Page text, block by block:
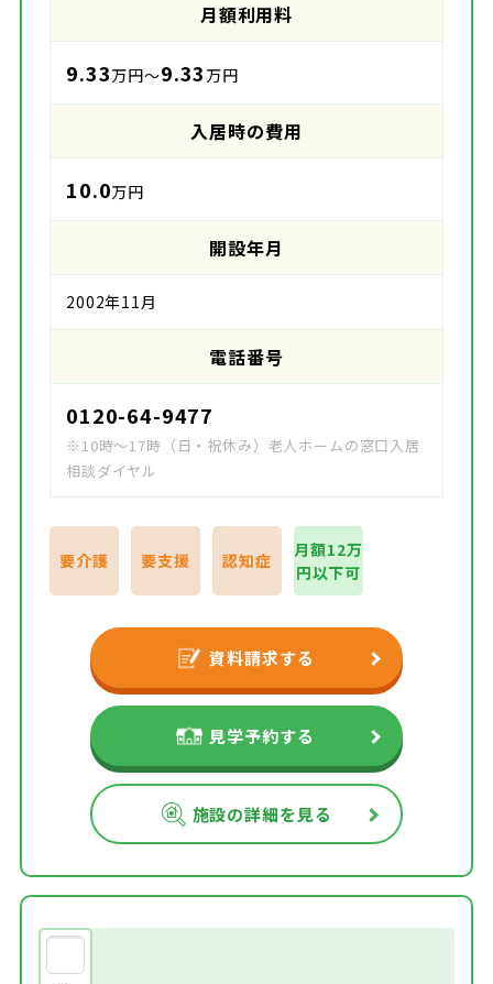
月額利用料
9.33万円～9.33 万円
入居時の費用
10.0万円
開設年月
2002年11月
電話番号
0120-64-9477
※10時～17時（日・祝休み）老人ホームの窓口入居
相談ダイヤル
要介護 要支援 認知症
月額12万
円以下可
資料請求する
見学予約する
施設の詳細を見る